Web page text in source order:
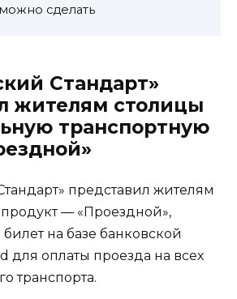
сделать
Стандарт»
жителям столицы
транспортную
представил жителям
— «Проездной»,
на базе банковской
для оплаты проезда на всех
транспорта.